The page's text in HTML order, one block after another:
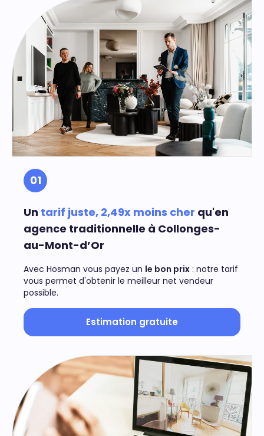
01
Un tarif juste, 2,49x moins cher qu'en
agence traditionnelle à Collonges-
au-Mont-d’Or
Avec Hosman vous payez un le bon prix : notre tarif
vous permet d'obtenir le meilleur net vendeur
possible.
Estimation gratuite